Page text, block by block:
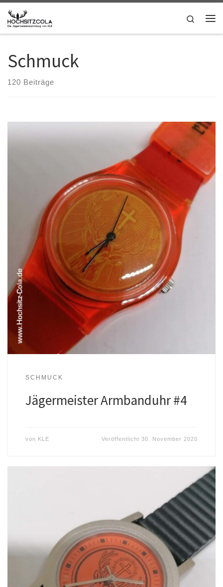
Zum Inhalt springen
Search
Schmuck
120 Beiträge
SCHMUCK
Jägermeister Armbanduhr #4
von KLE Veröffentlicht30. November 2020